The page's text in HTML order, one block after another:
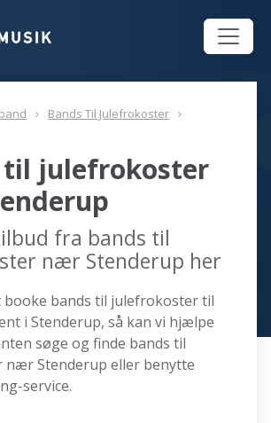
Bands Til Julefrokoster
til julefrokoster
fra bands til
nær Stenderup her
bands til julefrokoster til
i Stenderup, så kan vi hjælpe
søge og finde bands til
nær Stenderup eller benytte
service.